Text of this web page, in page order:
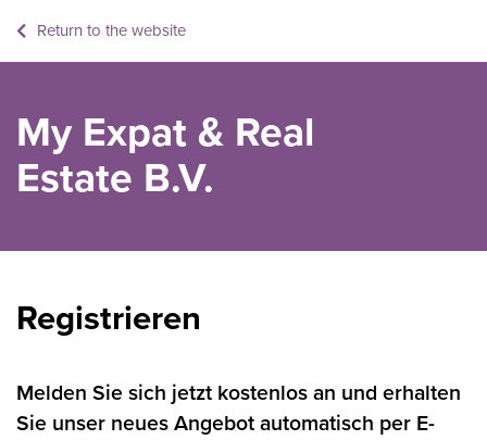
Return to the website
My Expat & Real
Estate B.V.
Registrieren
Melden Sie sich jetzt kostenlos an und erhalten
Sie unser neues Angebot automatisch per E-